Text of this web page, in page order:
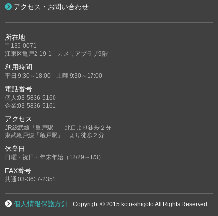
所在地
〒136-0071
江東区亀戸2-19-1 カメリアプラザ9階
利用時間
平日 9:30～18:00 土曜 9:30～17:00
電話番号
個人:03-5836-5160
企業:03-5836-5161
アクセス
JR総武線「亀戸駅」 北口より徒歩２分
東武亀戸線「亀戸駅」 より徒歩２分
休業日
日曜・祝日・年末年始（12/29～1/3）
FAX番号
共通:03-3637-2351
アクセス・お問い合わせ
個人情報保護方針 Copyright © 2015 koto-shigoto All Rights Reserved.